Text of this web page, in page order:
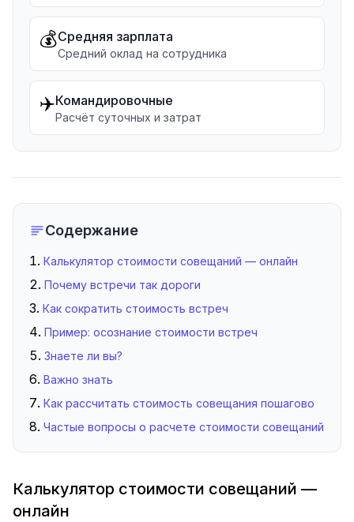
💰Средняя зарплата
Средний оклад на сотрудника
✈️Командировочные
Расчёт суточных и затрат
Содержание
Калькулятор стоимости совещаний — онлайн
Почему встречи так дороги
Как сократить стоимость встреч
Пример: осознание стоимости встреч
Знаете ли вы?
Важно знать
Как рассчитать стоимость совещания пошагово
Частые вопросы о расчете стоимости совещаний
Калькулятор стоимости совещаний —
онлайн